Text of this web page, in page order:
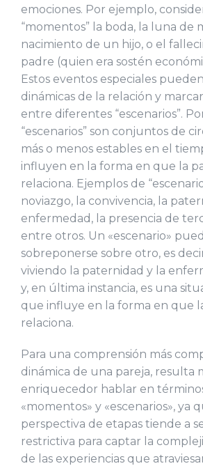
emociones. Por ejemplo,
“momentos” la boda, la luna de
nacimiento de un hijo, o el
padre (quien era sostén
Estos eventos especiales
dinámicas de la relación y
entre diferentes “escenarios”.
“escenarios” son conjuntos de
más o menos estables en el
influyen en la forma en que la
relaciona. Ejemplos de
noviazgo, la convivencia, la
enfermedad, la presencia de
entre otros. Un «escenario»
sobreponerse sobre otro, es
viviendo la paternidad y la
y, en última instancia, es una
que influye en la forma en que
relaciona.
Para una comprensión más
dinámica de una pareja, resulta
enriquecedor hablar en
«momentos» y «escenarios», ya
perspectiva de etapas tiende a
restrictiva para captar la
de las experiencias que